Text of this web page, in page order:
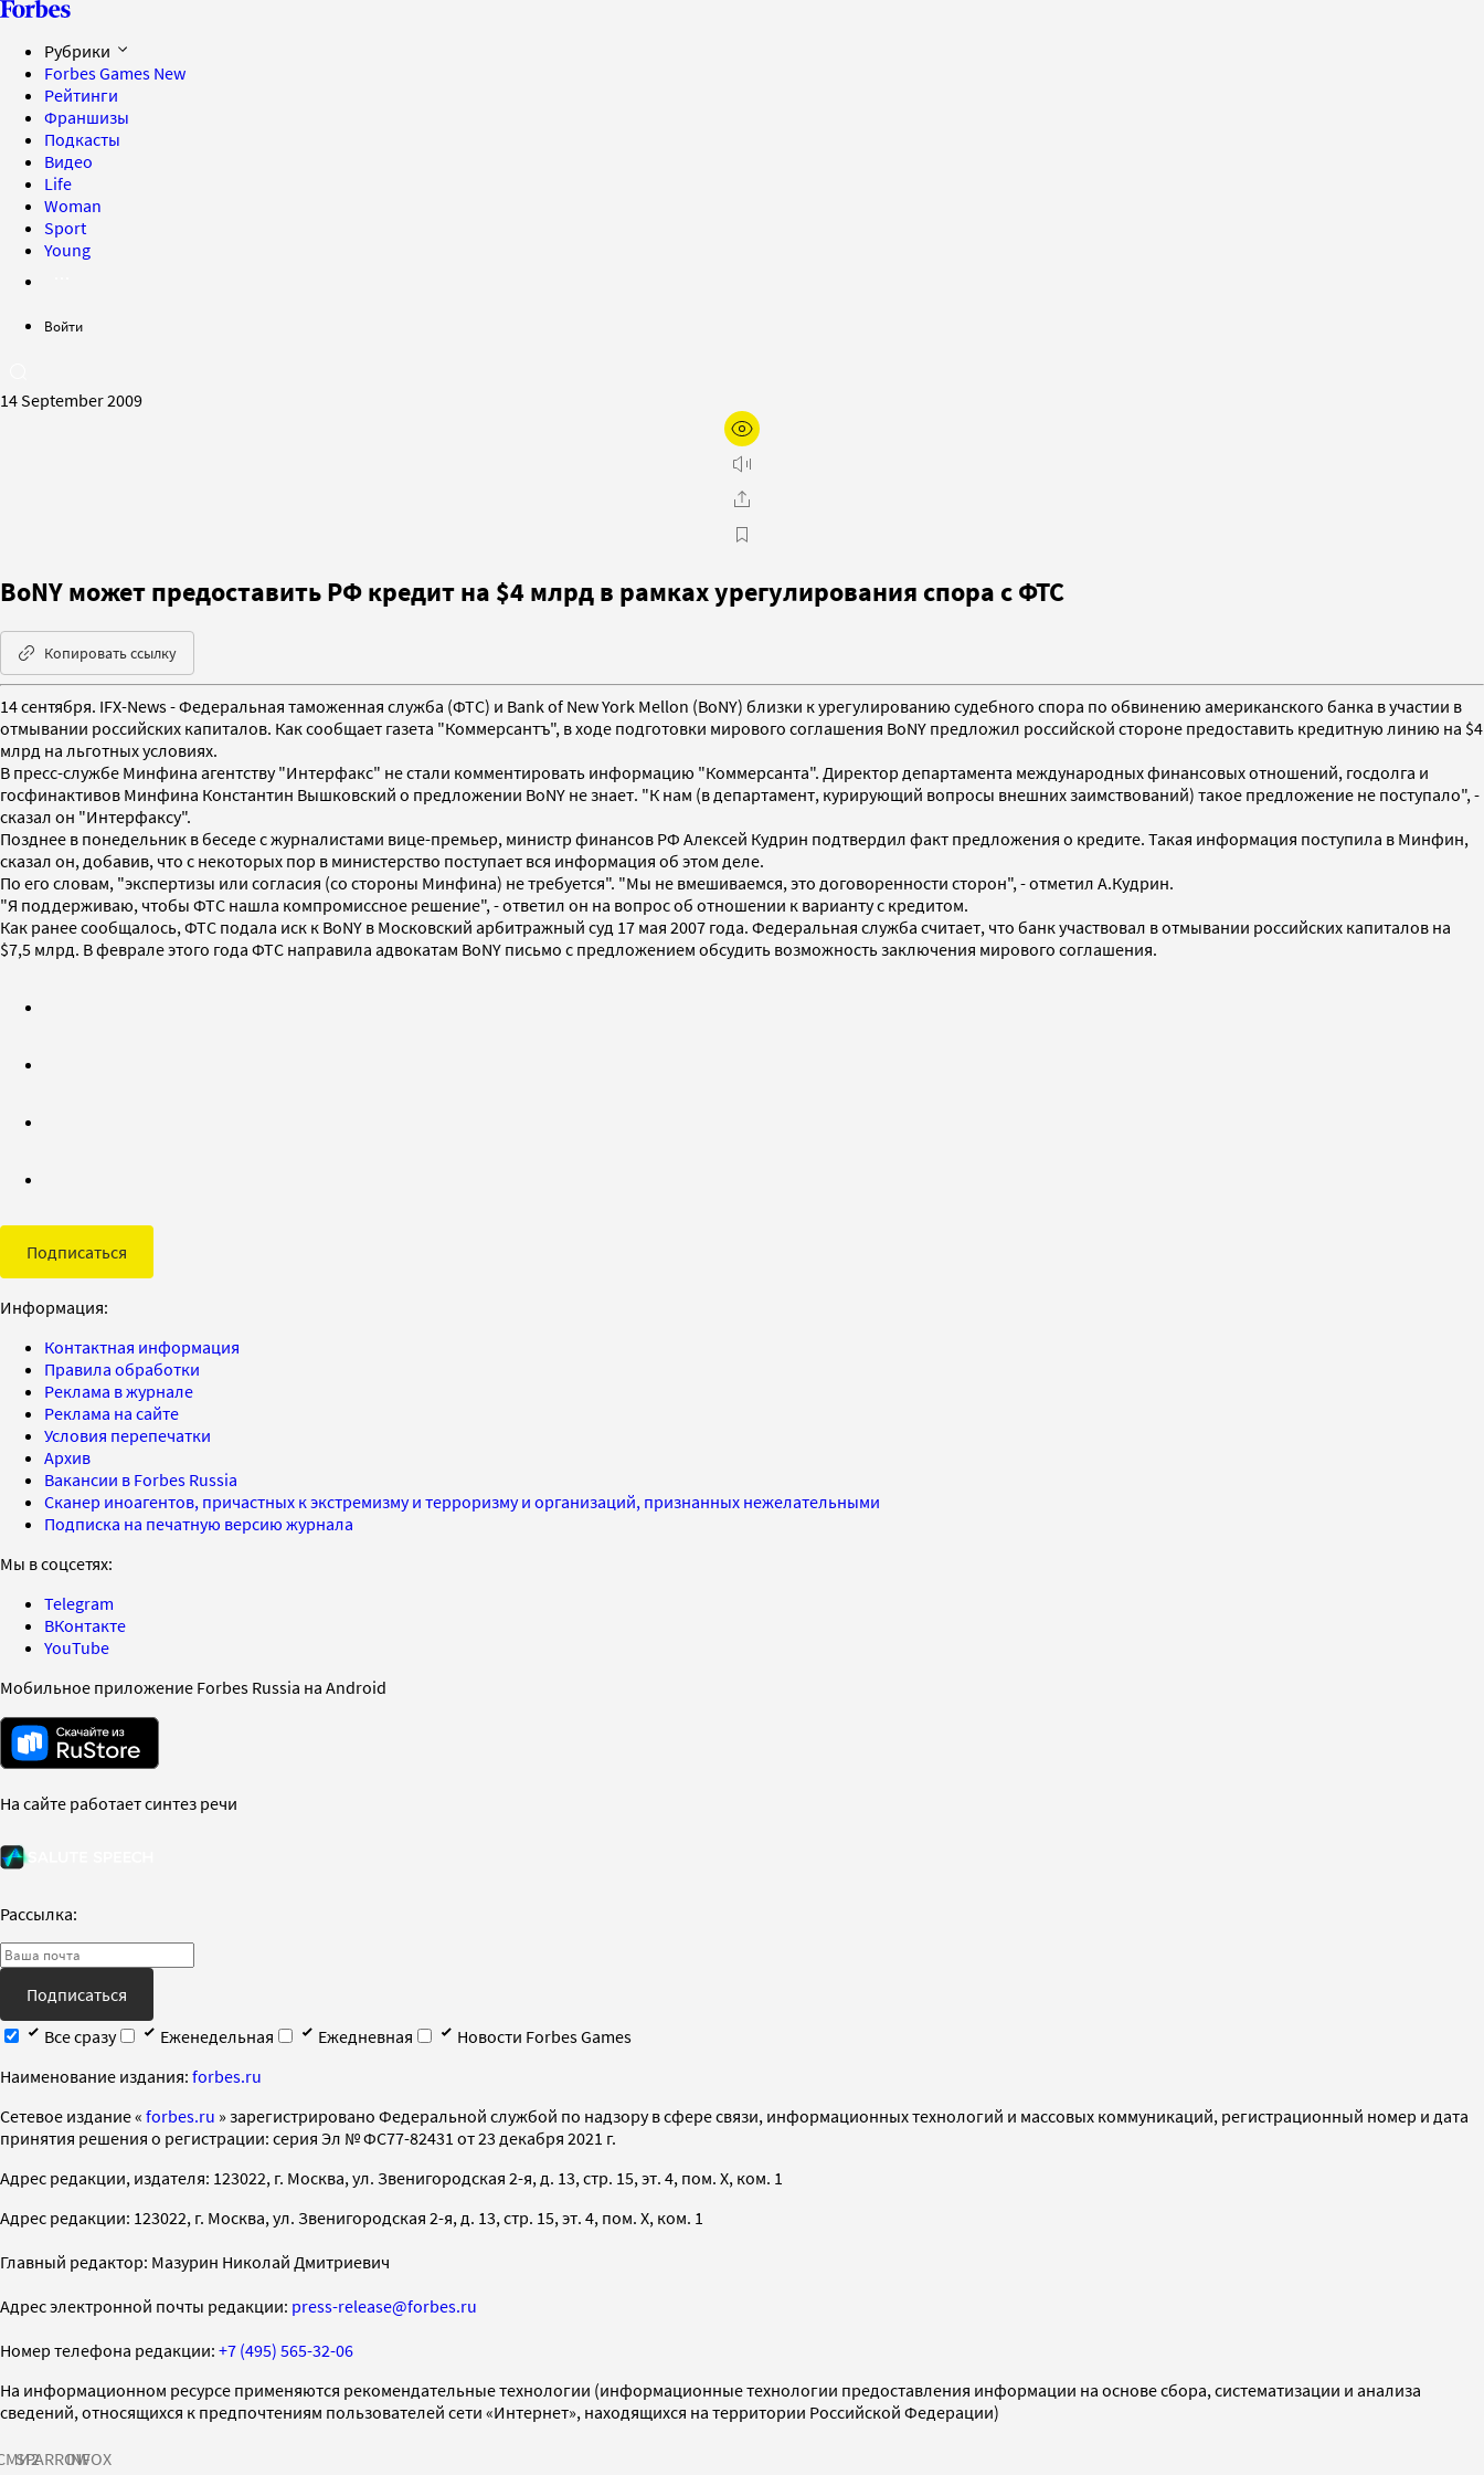
Рубрики
Forbes Games New
Рейтинги
Франшизы
Подкасты
Видео
Life
Woman
Sport
Young
Войти
14 September 2009
BoNY может предоставить РФ кредит на $4 млрд в рамках урегулирования спора с ФТС
Копировать ссылку
14 сентября. IFX-News - Федеральная таможенная служба (ФТС) и Bank of New York Mellon (BoNY) близки к урегулированию судебного спора по обвинению американского банка в участии в
отмывании российских капиталов. Как сообщает газета "Коммерсантъ", в ходе подготовки мирового соглашения BoNY предложил российской стороне предоставить кредитную линию на $4
млрд на льготных условиях.
В пресс-службе Минфина агентству "Интерфакс" не стали комментировать информацию "Коммерсанта". Директор департамента международных финансовых отношений, госдолга и
госфинактивов Минфина Константин Вышковский о предложении BoNY не знает. "К нам (в департамент, курирующий вопросы внешних заимствований) такое предложение не поступало", -
сказал он "Интерфаксу".
Позднее в понедельник в беседе с журналистами вице-премьер, министр финансов РФ Алексей Кудрин подтвердил факт предложения о кредите. Такая информация поступила в Минфин,
сказал он, добавив, что с некоторых пор в министерство поступает вся информация об этом деле.
По его словам, "экспертизы или согласия (со стороны Минфина) не требуется". "Мы не вмешиваемся, это договоренности сторон", - отметил А.Кудрин.
"Я поддерживаю, чтобы ФТС нашла компромиссное решение", - ответил он на вопрос об отношении к варианту с кредитом.
Как ранее сообщалось, ФТС подала иск к BoNY в Московский арбитражный суд 17 мая 2007 года. Федеральная служба считает, что банк участвовал в отмывании российских капиталов на
$7,5 млрд. В феврале этого года ФТС направила адвокатам BoNY письмо с предложением обсудить возможность заключения мирового соглашения.
Подписаться
Информация:
Контактная информация
Правила обработки
Реклама в журнале
Реклама на сайте
Условия перепечатки
Архив
Вакансии в Forbes Russia
Сканер иноагентов, причастных к экстремизму и терроризму и организаций, признанных нежелательными
Подписка на печатную версию журнала
Мы в соцсетях:
Telegram
ВКонтакте
YouTube
Мобильное приложение Forbes Russia на Android
На сайте работает синтез речи
Рассылка:
Подписаться
Все сразу
Еженедельная Ежедневная
Новости Forbes Games
Наименование издания: forbes.ru
Cетевое издание « forbes.ru » зарегистрировано Федеральной службой по надзору в сфере связи, информационных технологий и массовых коммуникаций, регистрационный номер и дата
принятия решения о регистрации: серия Эл № ФС77-82431 от 23 декабря 2021 г.
Адрес редакции, издателя: 123022, г. Москва, ул. Звенигородская 2-я, д. 13, стр. 15, эт. 4, пом. X, ком. 1
Адрес редакции: 123022, г. Москва, ул. Звенигородская 2-я, д. 13, стр. 15, эт. 4, пом. X, ком. 1
Главный редактор: Мазурин Николай Дмитриевич
Адрес электронной почты редакции: press-release@forbes.ru
Номер телефона редакции: +7 (495) 565-32-06
На информационном ресурсе применяются рекомендательные технологии (информационные технологии предоставления информации на основе сбора, систематизации и анализа
сведений, относящихся к предпочтениям пользователей сети «Интернет», находящихся на территории Российской Федерации)
SPARROWINFOX